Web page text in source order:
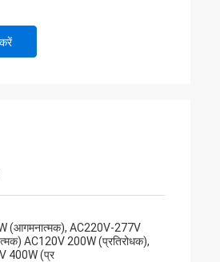
(आगमनात्मक), AC220V-277V
AC120V 200W (प्रतिरोधक),
400W (प्र